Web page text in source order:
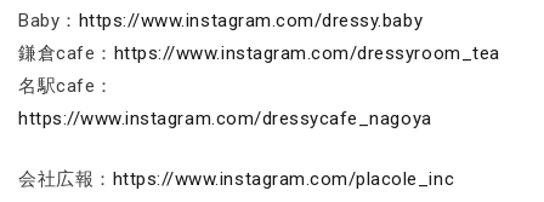
Baby： https://www.instagram.com/dressy.baby
鎌倉cafe： https://www.instagram.com/dressyroom_tea
名駅cafe：
https://www.instagram.com/dressycafe_nagoya
会社広報： https://www.instagram.com/placole_inc